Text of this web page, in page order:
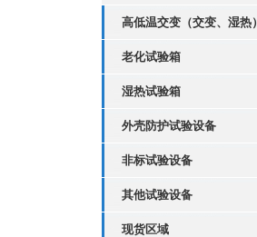
高低温交变（交变、湿热
老化试验箱
湿热试验箱
外壳防护试验设备
非标试验设备
其他试验设备
现货区域